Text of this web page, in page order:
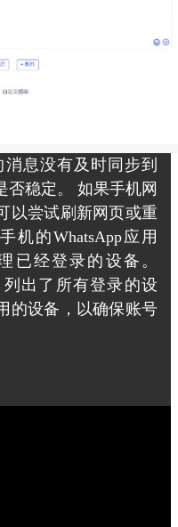
消息没有及时同步到
否稳定。 如果手机网
以尝试刷新网页或重
机的WhatsApp应用
已经登录的设备。
列出了所有登录的设
的设备，以确保账号